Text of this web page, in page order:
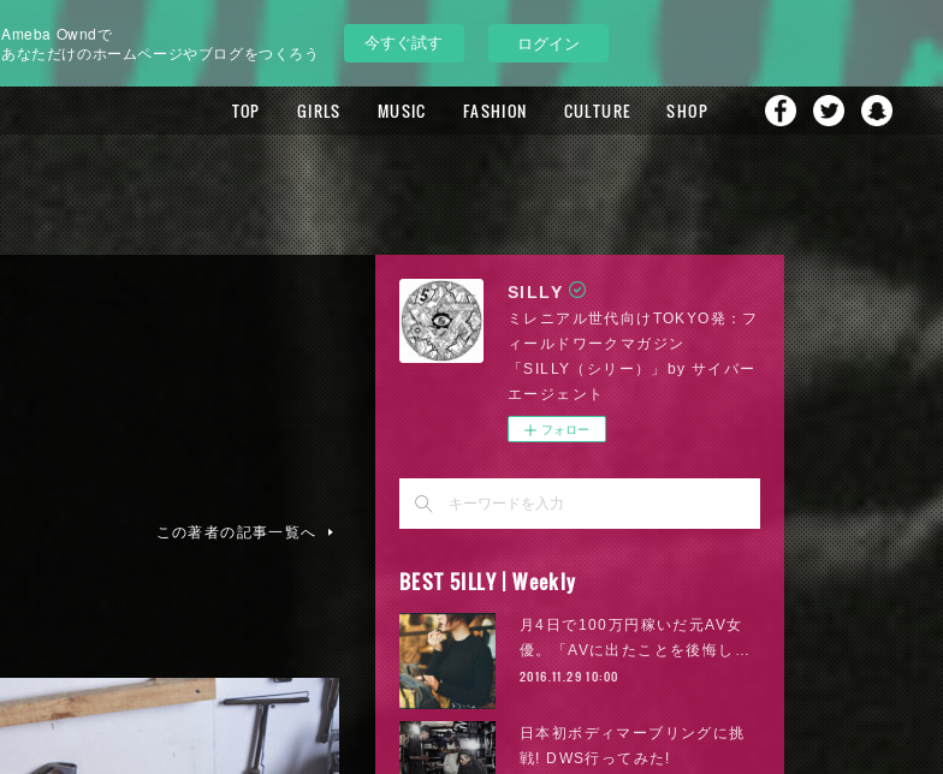
Ameba Owndで
あなただけのホームページやブログをつくろう
今すぐ試す ログイン
TOP GIRLS MUSIC FASHION CULTURE SHOP
この著者の記事一覧へ
SILLY
ミレニアル世代向けTOKYO発：フ
ィールドワークマガジン
「SILLY（シリー）」by サイバー
エージェント
フォロー
BEST 5ILLY | Weekly
月4日で100万円稼いだ元AV女
優。「AVに出たことを後悔し…
2016.11.29 10:00
日本初ボディマーブリングに挑
戦! DWS行ってみた!